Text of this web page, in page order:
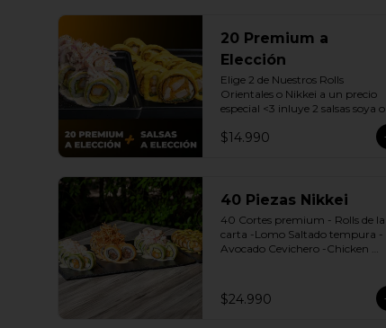
20 Premium a
Elección
Elige 2 de Nuestros Rolls
Orientales o Nikkei a un precio
especial <3 inluye 2 salsas soya o
(Promoción no incluye - Roll
$14.990
40 Piezas Nikkei
40 Cortes premium - Rolls de la
carta -Lomo Saltado tempura -
Avocado Cevichero -Chicken
Bless + 3 palitos
$24.990